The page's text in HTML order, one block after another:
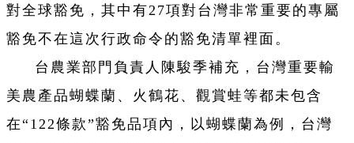
對全球豁免，其中有27項對台灣非常重要的專屬
豁免不在這次行政命令的豁免清單裡面。
台農業部門負責人陳駿季補充，台灣重要輸
美農產品蝴蝶蘭、火鶴花、觀賞蛙等都未包含
在“122條款”豁免品項內，以蝴蝶蘭為例，台灣